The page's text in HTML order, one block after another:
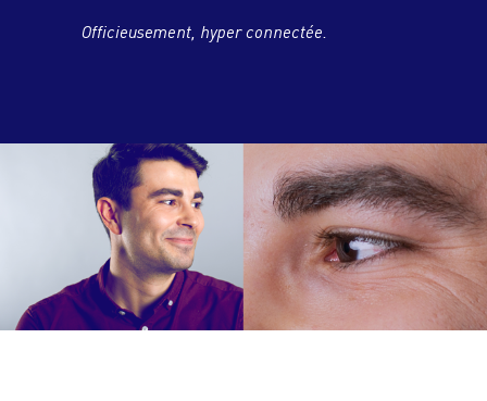
Officieusement, hyper connectée.